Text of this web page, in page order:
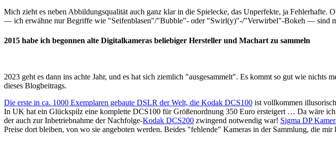
Mich zieht es neben Abbildungsqualität auch ganz klar in die Spielecke, das Unperfekte, ja
— ich erwähne nur Begriffe wie "Seifenblasen"/"Bubble"- oder "Swirl(y)"-/"Verwirbel"-Bokeh — sind
2015 habe ich begonnen alte Digitalkameras beliebiger Hersteller und Machart zu sammeln
2023 geht es dann ins achte Jahr, und es hat sich ziemlich "ausgesammelt". Es kommt so gut wie
dieses Blogbeitrags.
Die erste in ca. 1000 Exemplaren gebaute DSLR der Welt, die Kodak DCS100 ist vollkommen
In UK hat ein Glückspilz eine komplette DCS100 für Größenordnung 350 Euro ersteigert … Da wäre
der auch zur Inbetriebnahme der Nachfolge-Kodak DCS200 zwingend notwendig war! Sigma DP
Preise dort bleiben, von wo sie angeboten werden. Beides "fehlende" Kameras in der Sammlung, die mir